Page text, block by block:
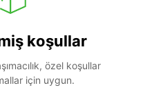
koşullar
özel koşullar
için uygun.